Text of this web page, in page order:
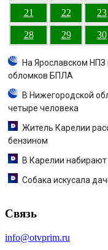
21 22 23
28 29 30
На Ярославском
обломков БПЛА
В Нижегородской
четыре человека
Житель Карелии
бензином
В Карелии
Собака искусала
Связь
info@otvprim.ru